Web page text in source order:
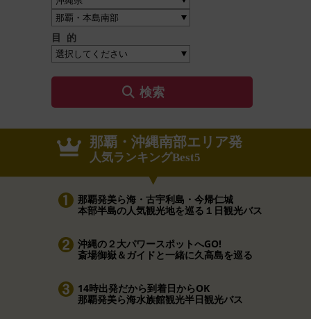
目 的
那覇・沖縄南部エリア発
人気ランキングBest5
那覇発美ら海・古宇利島・今帰仁城
本部半島の人気観光地を巡る１日観光バス
沖縄の２大パワースポットへGO!
斎場御嶽＆ガイドと一緒に久高島を巡る
14時出発だから到着日からOK
那覇発美ら海水族館観光半日観光バス